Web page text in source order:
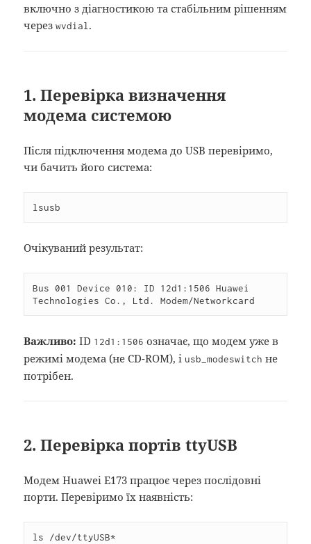
включно з діагностикою та стабільним рішенням
черезwvdial .
1. Перевірка визначення
модема системою
Після підключення модема до USB перевіримо,
чи бачить його система:
lsusb
Очікуваний результат:
Bus 001 Device 010: ID 12d1:1506 Huawei
Technologies Co., Ltd. Modem/Networkcard
Важливо: ID 12d1:1506 означає, що модем уже в
режимі модема (не CD-ROM), і usb_modeswitch не
потрібен.
2. Перевірка портів ttyUSB
Модем Huawei E173 працює через послідовні
порти. Перевіримо їх наявність:
ls /dev/ttyUSB*